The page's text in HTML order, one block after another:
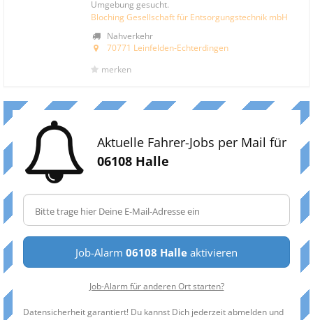
Umgebung gesucht.
Bloching Gesellschaft für Entsorgungstechnik mbH
Nahverkehr
70771 Leinfelden-Echterdingen
merken
Aktuelle Fahrer-Jobs per Mail für
06108 Halle
Job-Alarm 06108 Halle aktivieren
Job-Alarm für anderen Ort starten?
Datensicherheit garantiert! Du kannst Dich jederzeit abmelden und